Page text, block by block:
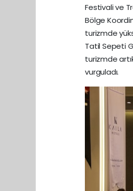
Festivali ve
Bölge
turizmde
Tatil Sepeti
turizmde
vurguladı.